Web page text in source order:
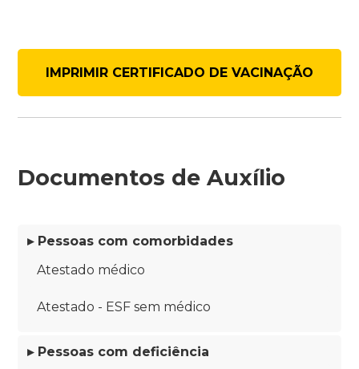
IMPRIMIR CERTIFICADO DE VACINAÇÃO
Documentos de Auxílio
▸ Pessoas com comorbidades
Atestado médico
Atestado - ESF sem médico
▸ Pessoas com deficiência